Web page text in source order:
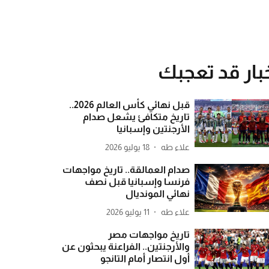
قد تعجبك
قبل نهائي كأس العالم 2026..
تاريخ متكافئ يشعل صدام
الأرجنتين وإسبانيا
علاء طه 18 يوليو 2026
صدام العمالقة.. تاريخ مواجهات
فرنسا وإسبانيا قبل نصف
نهائي المونديال
علاء طه 11 يوليو 2026
تاريخ مواجهات مصر
والأرجنتين.. الفراعنة يبحثون عن
أول انتصار أمام التانجو